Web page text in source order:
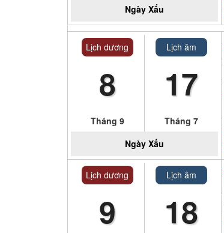
Ngày Xấu
Lịch dương
8
Tháng 9
Lịch âm
17
Tháng 7
Ngày Xấu
Lịch dương
9
Lịch âm
18